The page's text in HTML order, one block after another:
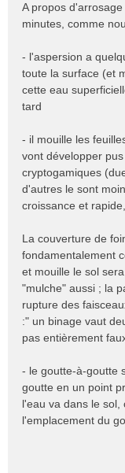
s
s
g
e
n
n
u
A propos
minutes, comme
- l'aspersion a
toute la surface (et
cette eau
tard
- il mouille les
vont développer
cryptogamiques
d'autres le sont
croissance et
La couverture de
fondamentalement
et mouille le sol
"mulche" aussi ; la
rupture des
:" un binage vaut
pas entièrement
- le goutte-à-goutte
goutte en un point
l'eau va dans le
l'emplacement du